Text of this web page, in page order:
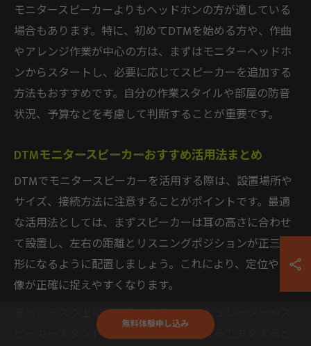
モニタースピーカーよりもヘッドホンの方が適している
場合もあります。特に、初めてDTMを始める方や、作曲
やアレンジ作業が中心の方は、まずはモニターヘッドホ
ンからスタートし、必要に応じてスピーカーを追加する
方法もおすすめです。自分の作業スタイルや部屋の防音
状況、予算などを考慮して判断することが重要です。
DTMモニタースピーカーおすすめ活用法まとめ
DTMでモニタースピーカーを活用する際は、設置場所や
サイズ、接続方法に注意することがポイントです。最適
な活用法としては、まずスピーカーは耳の高さに合わせ
て設置し、左右の距離とリスニングポジションが正三角
形になるように配置しましょう。これにより、定位や音
像が正確に捉えやすくなります。
また、デスク上に直接置く場合はインシュレーターやス
ピーカースタンドを活用し、振動を抑える工夫をすると
無料体験申し込み